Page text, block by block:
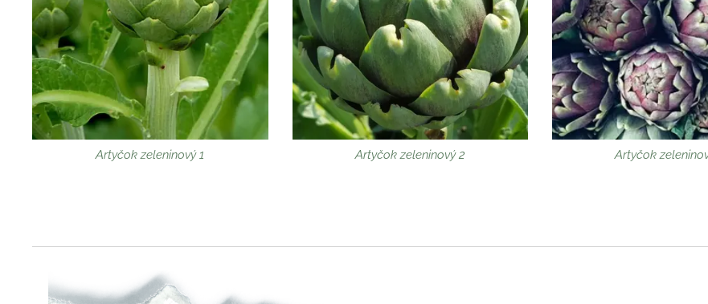
Artyčok zeleninový 1 Artyčok zeleninový 2 Artyčok